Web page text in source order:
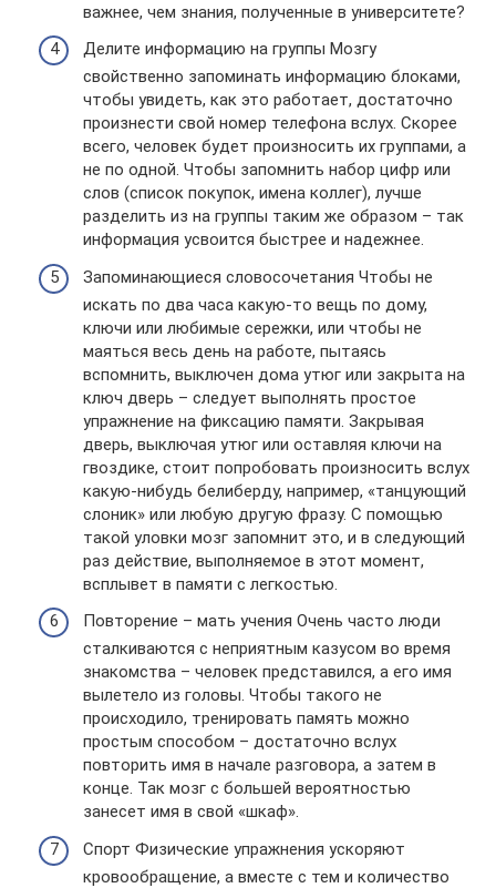
важнее, чем знания, полученные в университете?
Делите информацию на группы Мозгу
свойственно запоминать информацию блоками,
чтобы увидеть, как это работает, достаточно
произнести свой номер телефона вслух. Скорее
всего, человек будет произносить их группами, а
не по одной. Чтобы запомнить набор цифр или
слов (список покупок, имена коллег), лучше
разделить из на группы таким же образом – так
информация усвоится быстрее и надежнее.
Запоминающиеся словосочетания Чтобы не
искать по два часа какую-то вещь по дому,
ключи или любимые сережки, или чтобы не
маяться весь день на работе, пытаясь
вспомнить, выключен дома утюг или закрыта на
ключ дверь – следует выполнять простое
упражнение на фиксацию памяти. Закрывая
дверь, выключая утюг или оставляя ключи на
гвоздике, стоит попробовать произносить вслух
какую-нибудь белиберду, например, «танцующий
слоник» или любую другую фразу. С помощью
такой уловки мозг запомнит это, и в следующий
раз действие, выполняемое в этот момент,
всплывет в памяти с легкостью.
Повторение – мать учения Очень часто люди
сталкиваются с неприятным казусом во время
знакомства – человек представился, а его имя
вылетело из головы. Чтобы такого не
происходило, тренировать память можно
простым способом – достаточно вслух
повторить имя в начале разговора, а затем в
конце. Так мозг с большей вероятностью
занесет имя в свой «шкаф».
Спорт Физические упражнения ускоряют
кровообращение, а вместе с тем и количество